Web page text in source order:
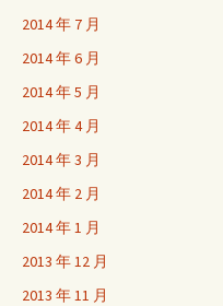
2014 年 7 月
2014 年 6 月
2014 年 5 月
2014 年 4 月
2014 年 3 月
2014 年 2 月
2014 年 1 月
2013 年 12 月
2013 年 11 月